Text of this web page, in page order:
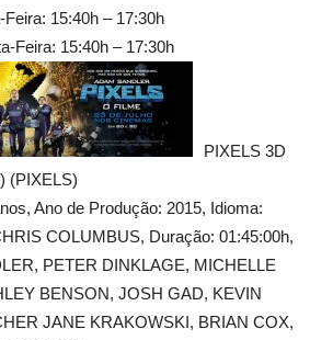
Feira: 15:40h – 17:30h
Feira: 15:40h – 17:30h
PIXELS 3D
(PIXELS)
Ano de Produção: 2015, Idioma:
COLUMBUS, Duração: 01:45:00h,
PETER DINKLAGE, MICHELLE
BENSON, JOSH GAD, KEVIN
JANE KRAKOWSKI, BRIAN COX,